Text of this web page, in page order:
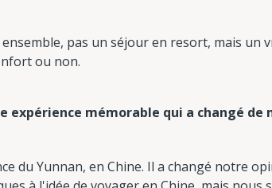
pas un séjour en resort, mais un
ou non.
expérience mémorable qui a changé de
du Yunnan, en Chine. Il a changé notre